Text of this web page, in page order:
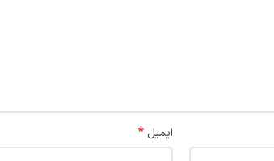
ایمیل *